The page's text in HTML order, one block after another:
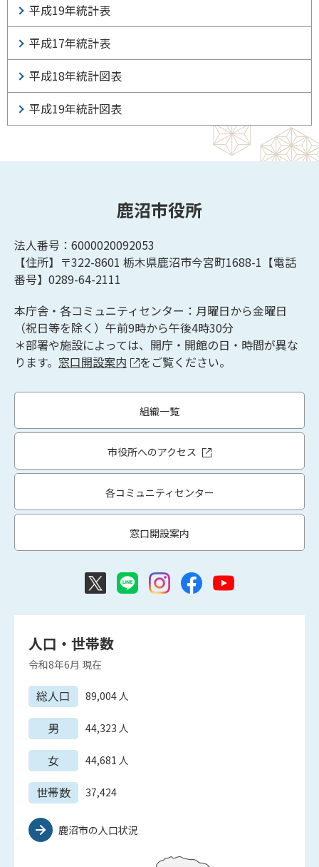
平成19年統計表
平成17年統計表
平成18年統計図表
平成19年統計図表
鹿沼市役所
法人番号：6000020092053
【住所】〒322-8601 栃木県鹿沼市今宮町1688-1【電話
番号】0289-64-2111
本庁舎・各コミュニティセンター：月曜日から金曜日
（祝日等を除く）午前9時から午後4時30分
＊部署や施設によっては、開庁・開館の日・時間が異な
ります。 窓口開設案内 をご覧ください。
組織一覧
市役所へのアクセス
各コミュニティセンター
窓口開設案内
人口・世帯数
令和8年6月 現在
総人口 89,004人
男 44,323 人
女 44,681 人
世帯数 37,424
鹿沼市の人口状況